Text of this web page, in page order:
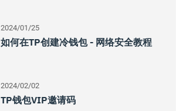
2024/01/25
如何在TP创建冷钱包 - 网络安全教程
2024/02/02
TP钱包VIP邀请码